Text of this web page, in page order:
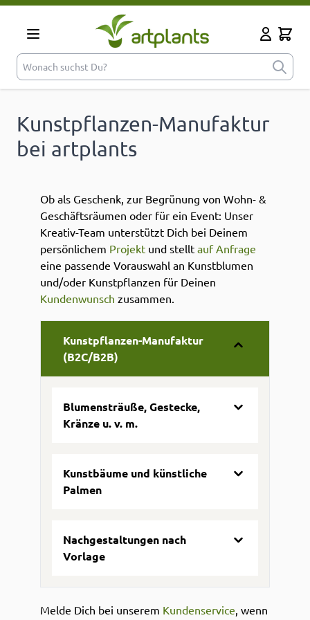
Zum Inhalt springen
Cart
Kunstpflanzen-Manufaktur
bei artplants
Ob als Geschenk, zur Begrünung von Wohn- &
Geschäftsräumen oder für ein Event: Unser
Kreativ-Team unterstützt Dich bei Deinem
persönlichem Projekt und stellt auf Anfrage
eine passende Vorauswahl an Kunstblumen
und/oder Kunstpflanzen für Deinen
Kundenwunsch zusammen.
Kunstpflanzen-Manufaktur
(B2C/B2B)
Blumensträuße, Gestecke,
Kränze u. v. m.
Kunstbäume und künstliche
Palmen
Nachgestaltungen nach
Vorlage
Melde Dich bei unserem Kundenservice, wenn